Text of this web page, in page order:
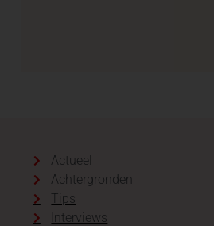
Actueel
Achtergronden
Tips
Interviews